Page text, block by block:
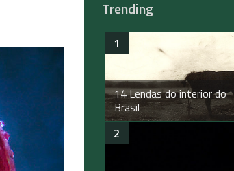
Trending
14 Lendas do interior do
Brasil